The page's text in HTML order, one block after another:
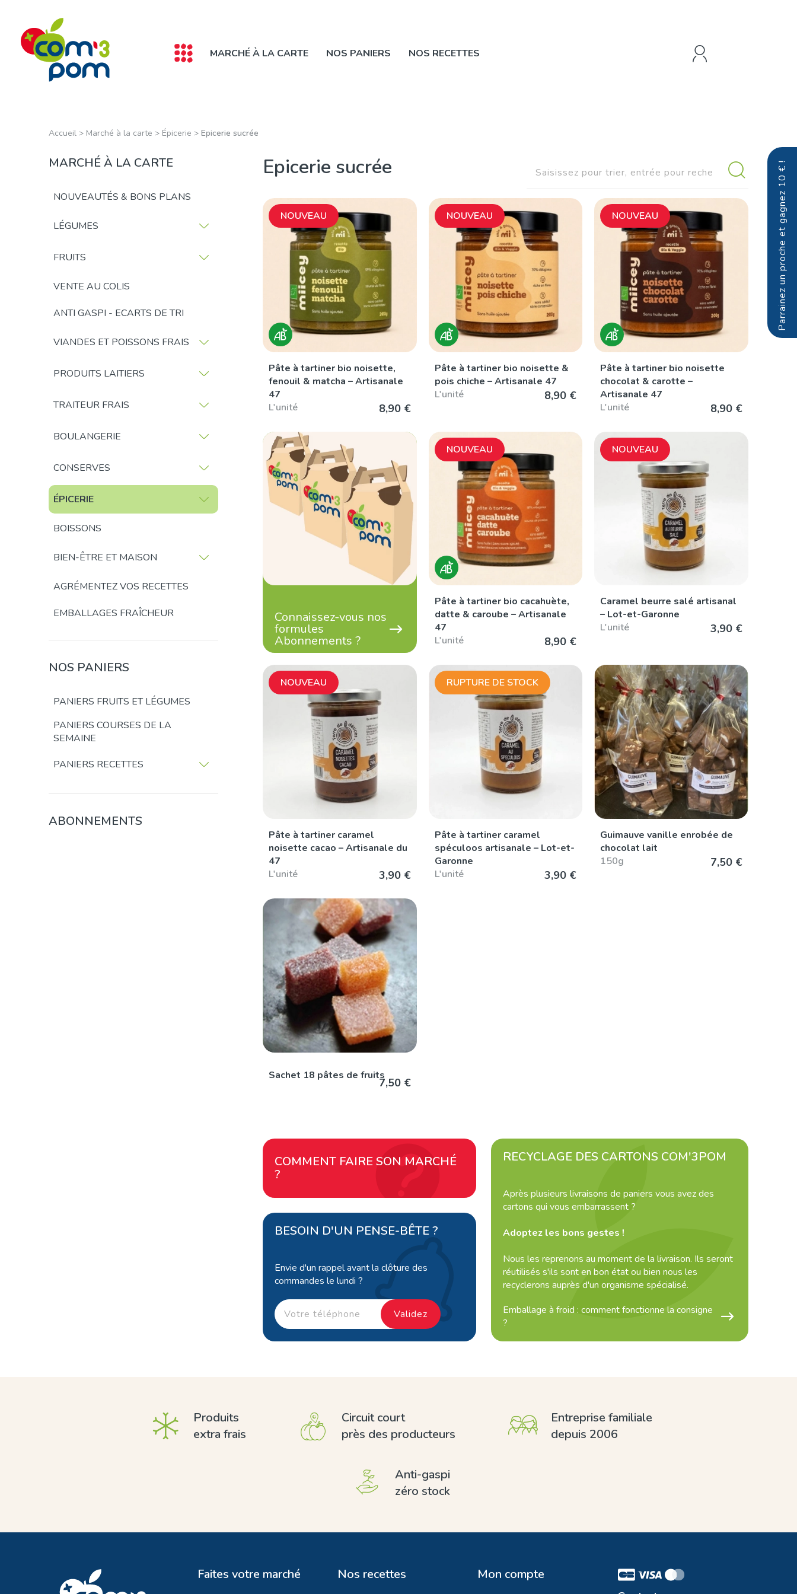
MARCHÉ À LA CARTE NOS PANIERS NOS RECETTES
Parrainez un proche et gagnez 10 € !
Accueil > Marché à la carte > Épicerie > Epicerie sucrée
MARCHÉ À LA CARTE
NOUVEAUTÉS & BONS PLANS
LÉGUMES
FRUITS
VENTE AU COLIS
ANTI GASPI - ECARTS DE TRI
VIANDES ET POISSONS FRAIS
PRODUITS LAITIERS
TRAITEUR FRAIS
BOULANGERIE
CONSERVES
ÉPICERIE
BOISSONS
BIEN-ÊTRE ET MAISON
AGRÉMENTEZ VOS RECETTES
EMBALLAGES FRAÎCHEUR
NOS PANIERS
PANIERS FRUITS ET LÉGUMES
PANIERS COURSES DE LA
SEMAINE
PANIERS RECETTES
ABONNEMENTS
Epicerie sucrée
NOUVEAU
Pâte à tartiner bio noisette,
fenouil & matcha – Artisanale
47
L'unité
8,90 €
NOUVEAU
Pâte à tartiner bio noisette &
pois chiche – Artisanale 47
L'unité
8,90 €
NOUVEAU
Pâte à tartiner bio noisette
chocolat & carotte –
Artisanale 47
L'unité
8,90 €
Connaissez-vous nos
formules
Abonnements ?
NOUVEAU
Pâte à tartiner bio cacahuète,
datte & caroube – Artisanale
47
L'unité
8,90 €
NOUVEAU
Caramel beurre salé artisanal
– Lot-et-Garonne
L'unité
3,90 €
NOUVEAU
Pâte à tartiner caramel
noisette cacao – Artisanale du
47
L'unité
3,90 €
RUPTURE DE STOCK
Pâte à tartiner caramel
spéculoos artisanale – Lot-et-
Garonne
L'unité
3,90 €
Guimauve vanille enrobée de
chocolat lait
150g
7,50 €
Sachet 18 pâtes de fruits
7,50 €
COMMENT FAIRE SON MARCHÉ
?
RECYCLAGE DES CARTONS COM'3POM
Après plusieurs livraisons de paniers vous avez des
cartons qui vous embarrassent ?
Adoptez les bons gestes !
Nous les reprenons au moment de la livraison. Ils seront
réutilisés s'ils sont en bon état ou bien nous les
recyclerons auprès d'un organisme spécialisé.
Emballage à froid : comment fonctionne la consigne
?
BESOIN D'UN PENSE-BÊTE ?
Envie d'un rappel avant la clôture des
commandes le lundi ?
Produits
extra frais
Circuit court
près des producteurs
Entreprise familiale
depuis 2006
Anti-gaspi
zéro stock
Faites votre marché Nos recettes
Mon compte